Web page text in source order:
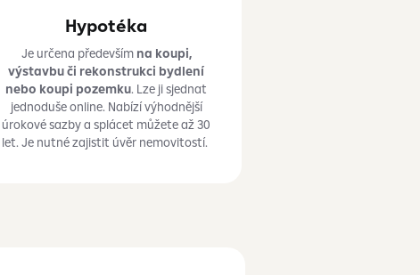
Hypotéka
Je určena především na koupi,
výstavbu či rekonstrukci bydlení
nebo koupi pozemku. Lze ji sjednat
jednoduše online. Nabízí výhodnější
úrokové sazby a splácet můžete až 30
let. Je nutné zajistit úvěr nemovitostí.